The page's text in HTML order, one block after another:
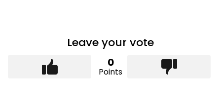
Leave your vote
0
Points